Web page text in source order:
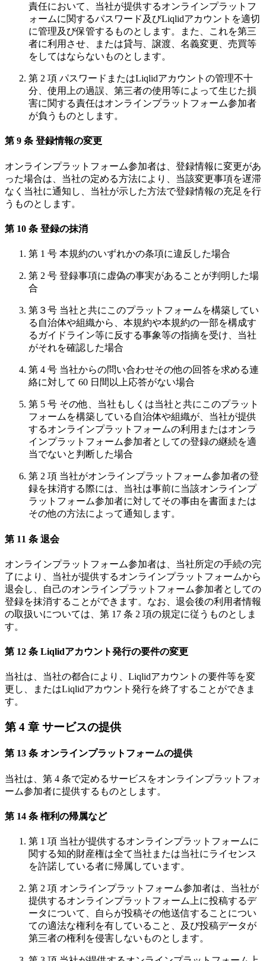
責任において、当社が提供するオンラインプラットフ
ォームに関するパスワード及びLiqlidアカウントを適切
に管理及び保管するものとします。また、これを第三
者に利用させ、または貸与、譲渡、名義変更、売買等
をしてはならないものとします。
第 2 項 パスワードまたはLiqlidアカウントの管理不十
分、使用上の過誤、第三者の使用等によって生じた損
害に関する責任はオンラインプラットフォーム参加者
が負うものとします。
第 9 条 登録情報の変更
オンラインプラットフォーム参加者は、登録情報に変更があ
った場合は、当社の定める方法により、当該変更事項を遅滞
なく当社に通知し、当社が示した方法で登録情報の充足を行
うものとします。
第 10 条 登録の抹消
第 1 号 本規約のいずれかの条項に違反した場合
第 2 号 登録事項に虚偽の事実があることが判明した場
合
第３号 当社と共にこのプラットフォームを構築してい
る自治体や組織から、本規約や本規約の一部を構成す
るガイドライン等に反する事象等の指摘を受け、当社
がそれを確認した場合
第 4 号 当社からの問い合わせその他の回答を求める連
絡に対して 60 日間以上応答がない場合
第 5 号 その他、当社もしくは当社と共にこのプラット
フォームを構築している自治体や組織が、当社が提供
するオンラインプラットフォームの利用またはオンラ
インプラットフォーム参加者としての登録の継続を適
当でないと判断した場合
第 2 項 当社がオンラインプラットフォーム参加者の登
録を抹消する際には、当社は事前に当該オンラインプ
ラットフォーム参加者に対してその事由を書面または
その他の方法によって通知します。
第 11 条 退会
オンラインプラットフォーム参加者は、当社所定の手続の完
了により、当社が提供するオンラインプラットフォームから
退会し、自己のオンラインプラットフォーム参加者としての
登録を抹消することができます。なお、退会後の利用者情報
の取扱いについては、第 17 条 2 項の規定に従うものとしま
す。
第 12 条 Liqlidアカウント発行の要件の変更
当社は、当社の都合により、Liqlidアカウントの要件等を変
更し、またはLiqlidアカウント発行を終了することができま
す。
第 4 章 サービスの提供
第 13 条 オンラインプラットフォームの提供
当社は、第 4 条で定めるサービスをオンラインプラットフォ
ーム参加者に提供するものとします。
第 14 条 権利の帰属など
第 1 項 当社が提供するオンラインプラットフォームに
関する知的財産権は全て当社または当社にライセンス
を許諾している者に帰属しています。
第 2 項 オンラインプラットフォーム参加者は、当社が
提供するオンラインプラットフォーム上に投稿するデ
ータについて、自らが投稿その他送信することについ
ての適法な権利を有していること、及び投稿データが
第三者の権利を侵害しないものとします。